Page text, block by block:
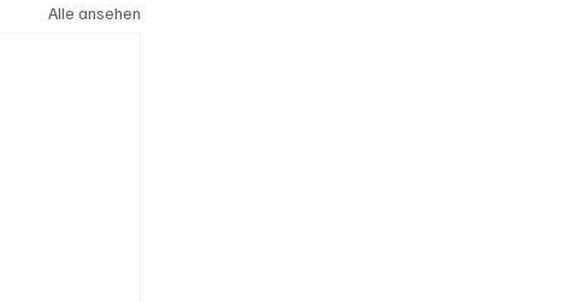
Alle ansehen